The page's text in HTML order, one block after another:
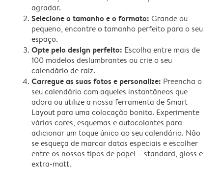
agradar.
Selecione o tamanho e o formato: Grande ou
pequeno, encontre o tamanho perfeito para o seu
espaço.
Opte pelo design perfeito: Escolha entre mais de
100 modelos deslumbrantes ou crie o seu
calendário de raiz.
Carregue as suas fotos e personalize: Preencha o
seu calendário com aqueles instantâneos que
adora ou utilize a nossa ferramenta de Smart
Layout para uma colocação bonita. Experimente
várias cores, esquemas e autocolantes para
adicionar um toque único ao seu calendário. Não
se esqueça de marcar datas especiais e escolher
entre os nossos tipos de papel – standard, gloss e
extra-matt.